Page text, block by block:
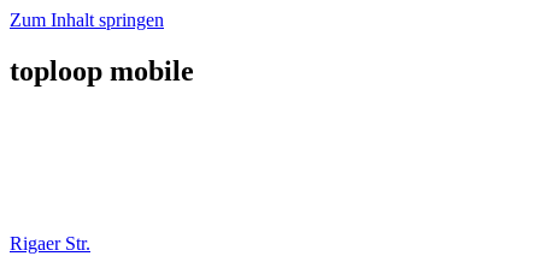
Zum Inhalt springen
toploop mobile
Rigaer Str.